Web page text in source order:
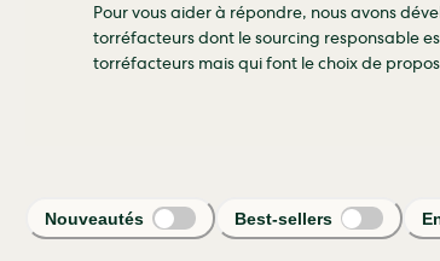
Pour vous aider à répondre, nous avons
torréfacteurs dont le sourcing responsable
torréfacteurs mais qui font le choix de
Nouveautés Best-sellers